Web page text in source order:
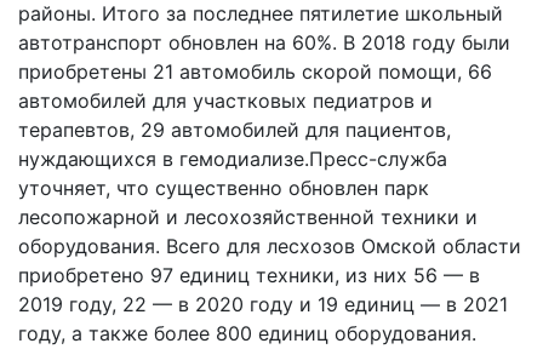
районы. Итого за последнее пятилетие школьный
автотранспорт обновлен на 60%. В 2018 году были
приобретены 21 автомобиль скорой помощи, 66
автомобилей для участковых педиатров и
терапевтов, 29 автомобилей для пациентов,
нуждающихся в гемодиализе.Пресс-служба
уточняет, что существенно обновлен парк
лесопожарной и лесохозяйственной техники и
оборудования. Всего для лесхозов Омской области
приобретено 97 единиц техники, из них 56 — в
2019 году, 22 — в 2020 году и 19 единиц — в 2021
году, а также более 800 единиц оборудования.